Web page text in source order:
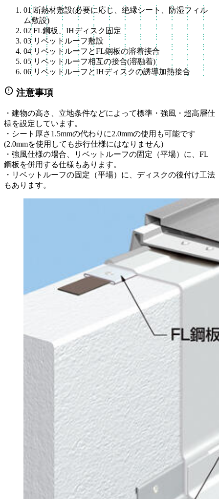
01 断熱材敷設(必要に応じ、絶縁シート、防湿フィル
ム敷設)
02 FL鋼板、IHディスク固定
03 リベットルーフ敷設
04 リベットルーフとFL鋼板の溶着接合
05 リベットルーフ相互の接合(溶融着)
06 リベットルーフとIHディスクの誘導加熱接合
error 注意事項
・建物の高さ、立地条件などによって標準・強風・超高層仕
様を設定しています。
・シート厚さ1.5mmの代わりに2.0mmの使用も可能です
(2.0mmを使用しても歩行仕様にはなりません)
・強風仕様の場合、リベットルーフの固定（平場）に、FL
鋼板を併用する仕様もあります。
・リベットルーフの固定（平場）に、ディスクの後付け工法
もあります。